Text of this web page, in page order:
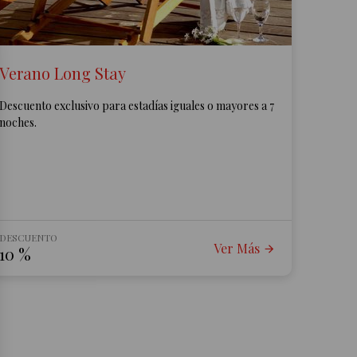
Verano Long Stay
Descuento exclusivo para estadías iguales o mayores a 7
noches.
DESCUENTO
10 % Ver Más